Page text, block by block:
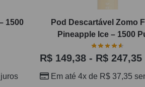
1500
Pod Descartável Zomo
Pineapple Ice – 1500
R$149,38 - R$247,35
Em até 4x de R$37,35